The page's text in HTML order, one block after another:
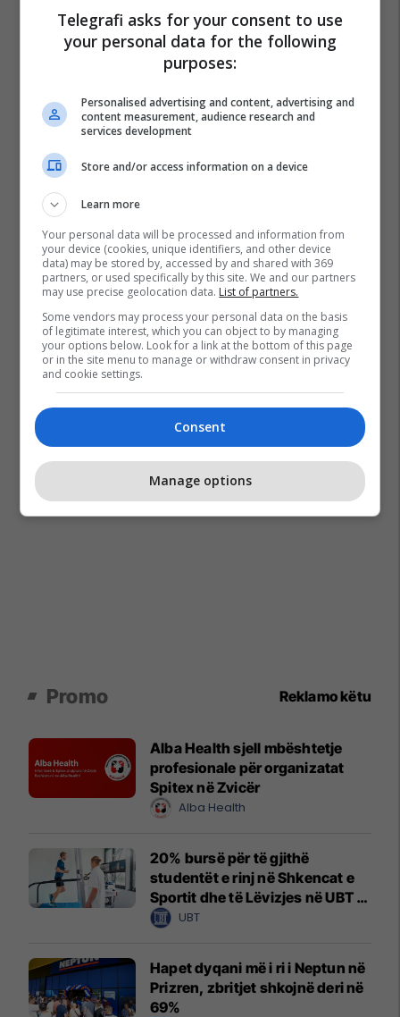
Klienti
Lokacion Ideal
Promo Reklamo këtu
Alba Health sjell mbështetje
profesionale për organizatat
Spitex në Zvicër
Alba Health
20% bursë për të gjithë
studentët e rinj në Shkencat e
Sportit dhe të Lëvizjes në UBT –
vendet janë të limituara
UBT
Hapet dyqani më i ri i Neptun në
Prizren, zbritjet shkojnë deri në
69%
Telegrafi asks for your consent to use
your personal data for the following
purposes:
Personalised advertising and content, advertising and
content measurement, audience research and
services development
Store and/or access information on a device
Learn more
Your personal data will be processed and information from
your device (cookies, unique identifiers, and other device
data) may be stored by, accessed by and shared with 369
partners, or used specifically by this site. We and our partners
may use precise geolocation data. List of partners.
Some vendors may process your personal data on the basis
of legitimate interest, which you can object to by managing
your options below. Look for a link at the bottom of this page
or in the site menu to manage or withdraw consent in privacy
and cookie settings.
Consent
Manage options